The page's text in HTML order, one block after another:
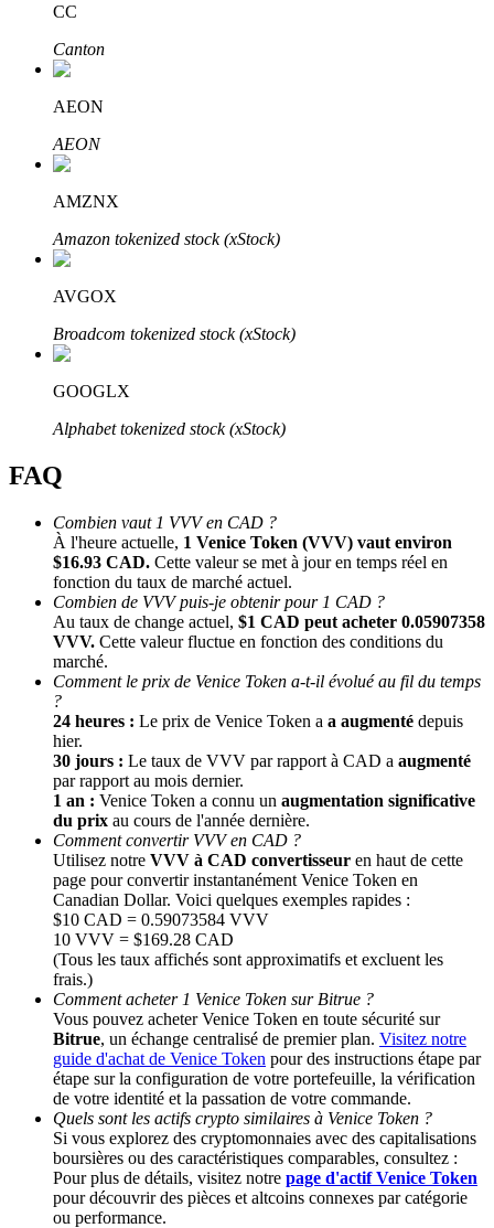
Partenaires Bitrue
Affiliés Bitrue
Jusqu'à 65 % de commissions !
Parrainage
Invitez un ami pour recevoir des récompenses en espèces
BTC Welcome Rewards
BTC Welcome Rewards
Deposit & Trade BTC to Share 25000 USDT prize pool!
Deposit CASHCAT & Win
Share 500000 CASHCAT prize pool
CC
Canton
AEON
AEON
AMZNX
Amazon tokenized stock (xStock)
AVGOX
Broadcom tokenized stock (xStock)
GOOGLX
Alphabet tokenized stock (xStock)
FAQ
Combien vaut 1 VVV en CAD ?
À l'heure actuelle, 1 Venice Token (VVV) vaut environ
$16.93 CAD. Cette valeur se met à jour en temps réel en
fonction du taux de marché actuel.
Combien de VVV puis-je obtenir pour 1 CAD ?
Au taux de change actuel, $1 CAD peut acheter 0.05907358
VVV. Cette valeur fluctue en fonction des conditions du
marché.
Comment le prix de Venice Token a-t-il évolué au fil du temps
?
24 heures : Le prix de Venice Token a a augmenté depuis
hier.
30 jours : Le taux de VVV par rapport à CAD a augmenté
par rapport au mois dernier.
1 an : Venice Token a connu un augmentation significative
du prix au cours de l'année dernière.
Comment convertir VVV en CAD ?
Utilisez notre VVV à CAD convertisseur en haut de cette
page pour convertir instantanément Venice Token en
Canadian Dollar. Voici quelques exemples rapides :
$10 CAD = 0.59073584 VVV
10 VVV = $169.28 CAD
(Tous les taux affichés sont approximatifs et excluent les
frais.)
Comment acheter 1 Venice Token sur Bitrue ?
Vous pouvez acheter Venice Token en toute sécurité sur
Bitrue, un échange centralisé de premier plan. Visitez notre
guide d'achat de Venice Token pour des instructions étape par
étape sur la configuration de votre portefeuille, la vérification
de votre identité et la passation de votre commande.
Quels sont les actifs crypto similaires à Venice Token ?
Si vous explorez des cryptomonnaies avec des capitalisations
boursières ou des caractéristiques comparables, consultez :
Pour plus de détails, visitez notre page d'actif Venice Token
pour découvrir des pièces et altcoins connexes par catégorie
ou performance.